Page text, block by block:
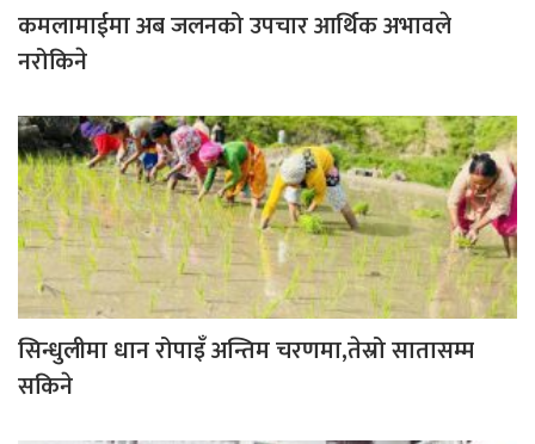
कमलामाईमा अब जलनको उपचार आर्थिक अभावले
नरोकिने
सिन्धुलीमा धान रोपाइँ अन्तिम चरणमा,तेस्रो सातासम्म
सकिने